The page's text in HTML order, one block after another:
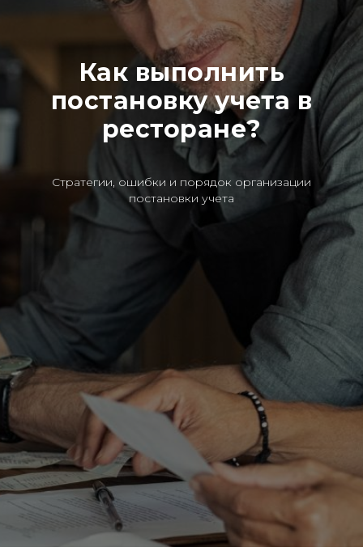
Как выполнить
постановку учета в
ресторане?
Стратегии, ошибки и порядок организации
постановки учета